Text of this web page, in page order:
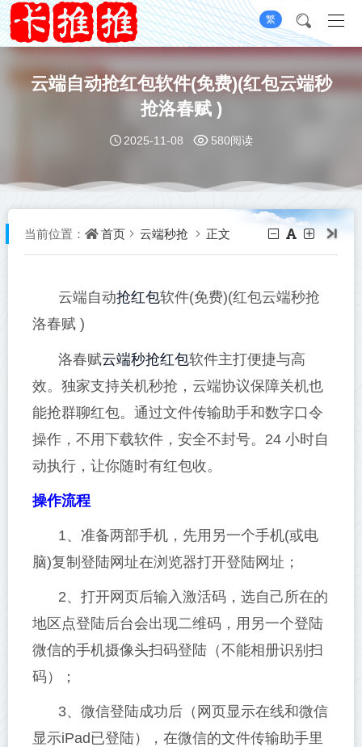
繁
云端自动抢红包软件(免费)(红包云端秒
抢洛春赋 )
2025-11-08 580阅读
当前位置： 首页 云端秒抢 正文
云端自动抢红包软件(免费)(红包云端秒抢
洛春赋 )
洛春赋云端秒抢红包软件主打便捷与高
效。独家支持关机秒抢，云端协议保障关机也
能抢群聊红包。通过文件传输助手和数字口令
操作，不用下载软件，安全不封号。24 小时自
动执行，让你随时有红包收。
操作流程
1、准备两部手机，先用另一个手机(或电
脑)复制登陆网址在浏览器打开登陆网址；
2、打开网页后输入激活码，选自己所在的
地区点登陆后台会出现二维码，用另一个登陆
微信的手机摄像头扫码登陆（不能相册识别扫
码）；
3、微信登陆成功后（网页显示在线和微信
显示iPad已登陆），在微信的文件传输助手里